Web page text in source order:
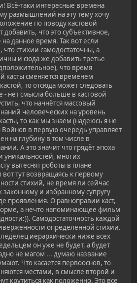
Всё-таки интересные времена
размышлений на эту тему хочу
по поводу кастовой
добавить, что это субъективное,
данное время. Так вот если
что стихии самодостаточны, а
и сюда же добавить третье
что время
касты сменяется временем
то отсюда может следовать
нет смысла больше в кастовой
что начнётся массовый
человеческих на уровень
то как мы знаем (надеюсь я не
Войнов в первую очередь управляет
на глубину в том числе в
А это значит что грядёт эпоха
уникальностей, многих
вытеснят роботы в плане
тут возвращаясь к первому
стихий, не время ли сейчас
законному и избранному супругу
проявления. О равноправии каст,
а нечто напоминающее фильм
Самодостаточность каждой
определенной стихии.
иерархически ниже всех
он уже не будет, а будет
не магом ... думаю название
Что касается первооснов, то
местами, в смысле второй и
крутиться как положенно. Это все